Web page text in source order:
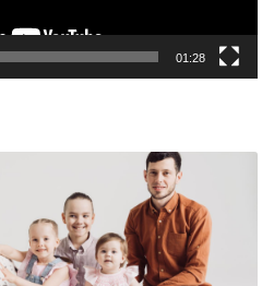
01:28